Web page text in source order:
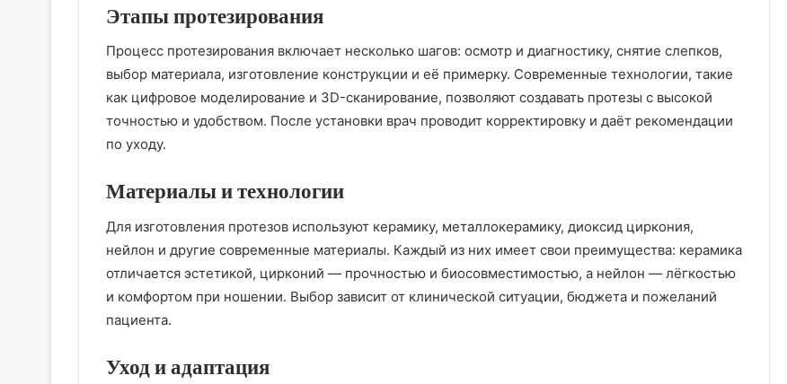
Этапы протезирования
Процесс протезирования включает несколько шагов: осмотр и диагностику, снятие слепков,
выбор материала, изготовление конструкции и её примерку. Современные технологии, такие
как цифровое моделирование и 3D-сканирование, позволяют создавать протезы с высокой
точностью и удобством. После установки врач проводит корректировку и даёт рекомендации
по уходу.
Материалы и технологии
Для изготовления протезов используют керамику, металлокерамику, диоксид циркония,
нейлон и другие современные материалы. Каждый из них имеет свои преимущества: керамика
отличается эстетикой, цирконий — прочностью и биосовместимостью, а нейлон — лёгкостью
и комфортом при ношении. Выбор зависит от клинической ситуации, бюджета и пожеланий
пациента.
Уход и адаптация